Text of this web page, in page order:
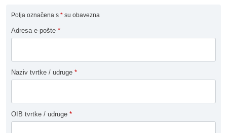
Polja označena s * su obavezna
Adresa e-pošte *
Naziv tvrtke / udruge *
OIB tvrtke / udruge *